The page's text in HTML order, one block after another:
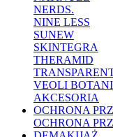
NERDS.
NINE LESS
SUNEW
SKINTEGRA
THERAMID
VEOLI
AKCESORIA
OCHRONA
OCHRONA